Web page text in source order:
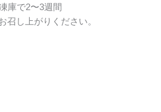
庫で2〜3週間
召し上がりください。